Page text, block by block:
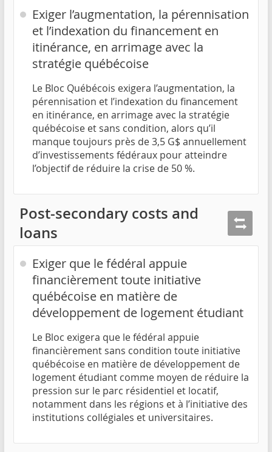
Exiger l’augmentation, la pérennisation
et l’indexation du financement en
itinérance, en arrimage avec la
stratégie québécoise
Le Bloc Québécois exigera l’augmentation, la
pérennisation et l’indexation du financement
en itinérance, en arrimage avec la stratégie
québécoise et sans condition, alors qu’il
manque toujours près de 3,5 G$ annuellement
d’investissements fédéraux pour atteindre
l’objectif de réduire la crise de 50 %.
Post-secondary costs and
loans
Exiger que le fédéral appuie
financièrement toute initiative
québécoise en matière de
développement de logement étudiant
Le Bloc exigera que le fédéral appuie
financièrement sans condition toute initiative
québécoise en matière de développement de
logement étudiant comme moyen de réduire la
pression sur le parc résidentiel et locatif,
notamment dans les régions et à l’initiative des
institutions collégiales et universitaires.